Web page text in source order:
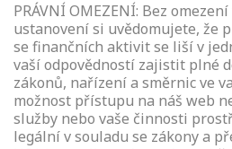
PRÁVNÍ OMEZENÍ: Bez
ustanovení si uvědomujete, že
se finančních aktivit se liší v
vaší odpovědností zajistit plné
zákonů, nařízení a směrnic ve
možnost přístupu na náš web
služby nebo vaše činnosti
legální v souladu se zákony a